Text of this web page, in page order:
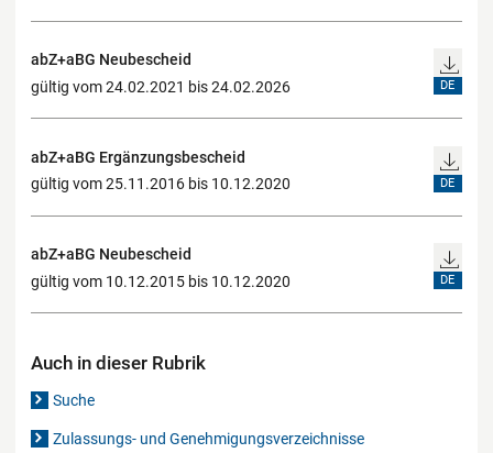
abZ+aBG Neubescheid
gültig vom 24.02.2021 bis 24.02.2026
DE
abZ+aBG Ergänzungsbescheid
gültig vom 25.11.2016 bis 10.12.2020
DE
abZ+aBG Neubescheid
gültig vom 10.12.2015 bis 10.12.2020
DE
Auch in dieser Rubrik
Suche
Zulassungs- und Genehmigungsverzeichnisse